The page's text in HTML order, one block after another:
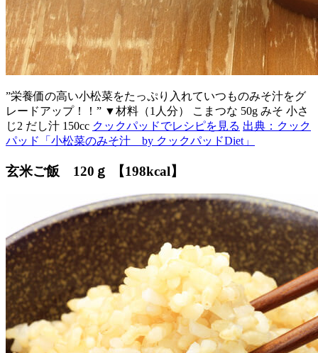
”栄養価の高い小松菜をたっぷり入れていつものみそ汁をグ
レードアップ！！” ▼材料（1人分） こまつな 50g みそ 小さ
じ2 だし汁 150cc クックパッドでレシピを見る 出典：クック
パッド「小松菜のみそ汁 by クックパッドDiet」
玄米ご飯 120ｇ 【198kcal】